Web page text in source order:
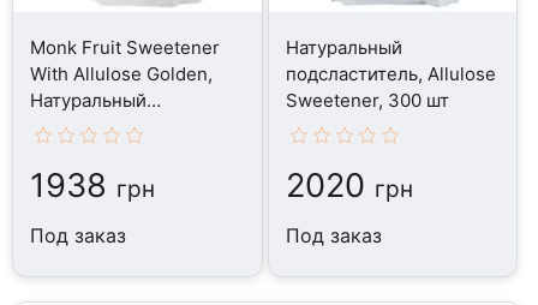
Monk Fruit Sweetener
With Allulose Golden,
Натуральный
подсластитель, 907 г
1938 грн
Под заказ
Натуральный
подсластитель, Allulose
Sweetener, 300 шт
2020 грн
Под заказ